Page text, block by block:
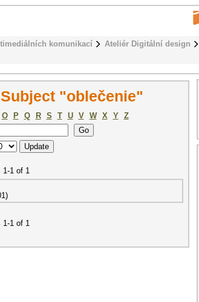
komunikací Ateliér Digitální design
"oblečenie"
O P Q R S T U V W X Y
Z
1-1 of 1
)
1-1 of 1